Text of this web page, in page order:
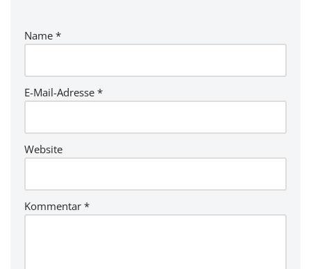
Name *
E-Mail-Adresse *
Website
Kommentar *